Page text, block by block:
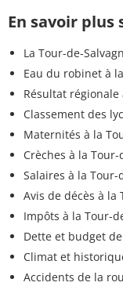
En savoir plus
La Tour-de-
Eau du robinet à
Résultat régionale
Classement des
Maternités à la
Crèches à la Tour-
Salaires à la Tour-
Avis de décès à la
Impôts à la Tour-
Dette et budget
Climat et
Accidents de la